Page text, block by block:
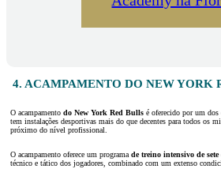
4. ACAMPAMENTO DO NEW YORK
O acampamento do New York Red Bulls é oferecido por um dos
tem instalações desportivas mais do que decentes para todos os
próximo do nível profissional.
O acampamento oferece um programade treino intensivo de sete
técnico e tático dos jogadores, combinado com um extenso